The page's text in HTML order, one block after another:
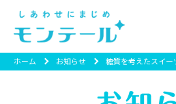
ホーム お知らせ 糖質を考えたスイー